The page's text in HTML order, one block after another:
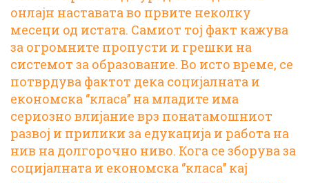
онлајн наставата во првите неколку
месеци од истата. Самиот тој факт кажува
за огромните пропусти и грешки на
системот за образование. Во исто време, се
потврдува фактот дека социјалната и
економска ‘’класа’’ на младите има
сериозно влијание врз понатамошниот
развој и прилики за едукација и работа на
нив на долгорочно ниво. Кога се зборува за
социјалната и економска ‘’класа’’ кај